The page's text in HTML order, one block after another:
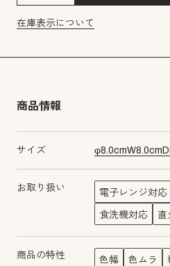
在庫表示について
商品情報
サイズ φ8.0cmW8.0cm D
お取り扱い 電子レンジ対応
食洗機対応 直
商品の特性 色幅 色ムラ